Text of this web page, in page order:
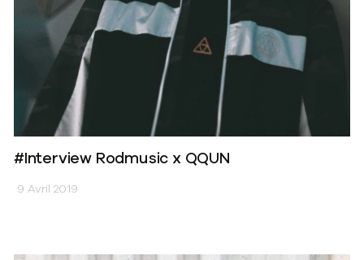
#Interview Rodmusic x QQUN
9 Avril 2019